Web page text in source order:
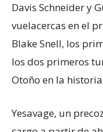
Davis Schneider y
vuelacercas en el
Blake Snell, los
los dos primeros
Otoño en la
Yesavage, un